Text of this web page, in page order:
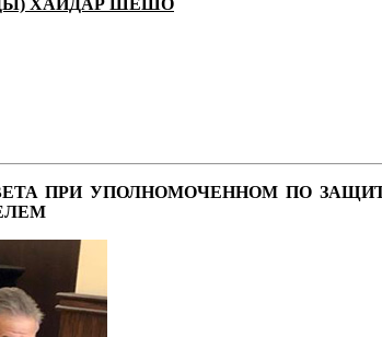
ПРИ УПОЛНОМОЧЕННОМ ПО